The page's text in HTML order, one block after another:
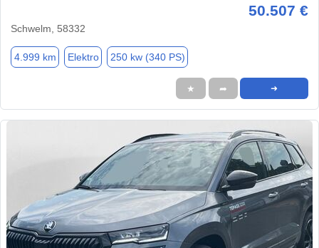
50.507 €
Schwelm, 58332
4.999 km Elektro 250 kw (340 PS)
★ ➦ ➜